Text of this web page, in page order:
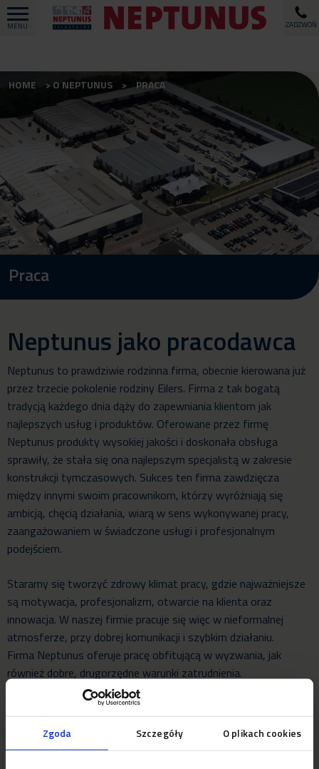
Zgoda Szczegóły O plikach cookies
MENU ZADZWOŃ
HOME O NEPTUNUS PRACA
Praca
Neptunus jako pracodawca
Neptunus to prawdziwie rodzinna firma, obecnie kierowana już
przez trzecie pokolenie rodziny Eilers. Firma z tak bogatą
tradycją każdego dnia dąży do zapewniania klientom jak
najlepszych usług i produktów. Oferowane przez firmę
Neptunus produkty wysokiej jakości i doskonała obsługa
sprawiły, że stała się ona najlepszym specjalistą w zakresie
konstrukcji tymczasowych. Sukces ten firma zawdzięcza
między innymi swoim pracownikom, którzy wyróżniają się
ambicją, chęcią działania, wiarą w sens wykonywanej pracy,
zaangażowaniem w świadczone usługi i profesjonalnym
podejściem.
Staramy się tworzyć zdrowy klimat pracy, gdzie najważniejsze
są motywacja, profesjonalizm, otwarcie na klienta oraz
innowacja. W naszej firmie pracuje się więc w nieformalnej
atmosferze, przy dobrej komunikacji i szybkim działaniu.
Firma Neptunus oferuje pracę obfitującą w wyzwania, jak
również dobre, drugorzędne warunki zatrudnienia.
Praca w firmie Neptunus